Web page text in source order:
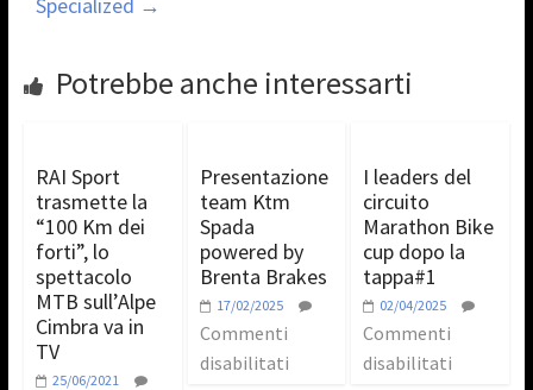
Potrebbe anche interessarti
RAI Sport
trasmette la
“100 Km dei
forti”, lo
spettacolo
MTB sull’Alpe
Cimbra va in
TV
25/06/2021
Presentazione
team Ktm
Spada
powered by
Brenta Brakes
17/02/2025
Commenti
disabilitati
I leaders del
circuito
Marathon Bike
cup dopo la
tappa#1
02/04/2025
Commenti
disabilitati